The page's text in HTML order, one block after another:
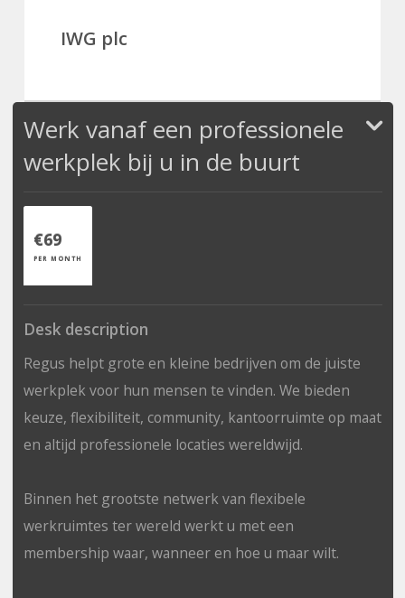
IWG plc
Werk vanaf een professionele
werkplek bij u in de buurt
€69
PER MONTH
Desk description
Regus helpt grote en kleine bedrijven om de juiste
werkplek voor hun mensen te vinden. We bieden
keuze, flexibiliteit, community, kantoorruimte op maat
en altijd professionele locaties wereldwijd.
Binnen het grootste netwerk van flexibele
werkruimtes ter wereld werkt u met een
membership waar, wanneer en hoe u maar wilt.